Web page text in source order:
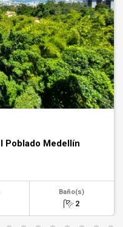
Poblado Medellín
Baño(s)
2